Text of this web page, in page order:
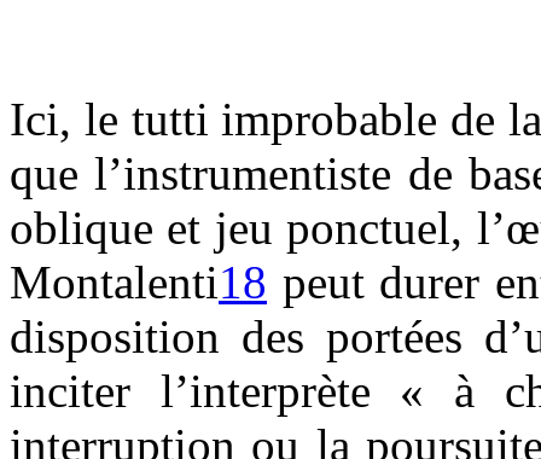
Ici, le tutti improbable de
que l’instrumentiste de
oblique et jeu ponctuel,
Montalenti18 peut durer
disposition des portées
inciter l’interprète « à
interruption ou la